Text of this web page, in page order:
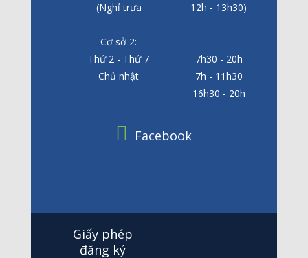
(Nghỉ trưa
12h - 13h30)
Cơ sở 2:
Thứ 2 - Thứ 7
7h30 - 20h
Chủ nhật
7h - 11h30
16h30 - 20h
Facebook
Giấy phép
đăng ký